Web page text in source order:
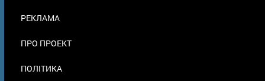
РЕКЛАМА
ПРО ПРОЕКТ
ПОЛІТИКА